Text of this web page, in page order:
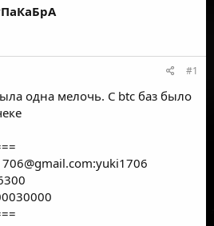
н
а
#1
одна мелочь. С btc баз было
:yuki1706